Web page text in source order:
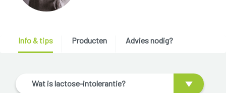
Info & tips Producten Advies nodig?
Wat is lactose-intolerantie?